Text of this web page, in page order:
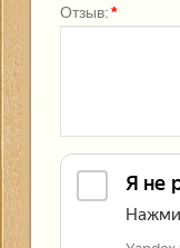
Отзыв:*